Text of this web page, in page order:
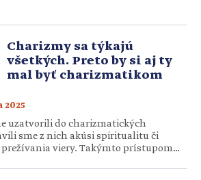
Charizmy sa týkajú
všetkých. Preto by si aj ty
mal byť charizmatikom
2025
uzatvorili do charizmatických
sme z nich akúsi spiritualitu či
viery. Takýmto prístupom
Nájdeme odvahu vypustiť ich